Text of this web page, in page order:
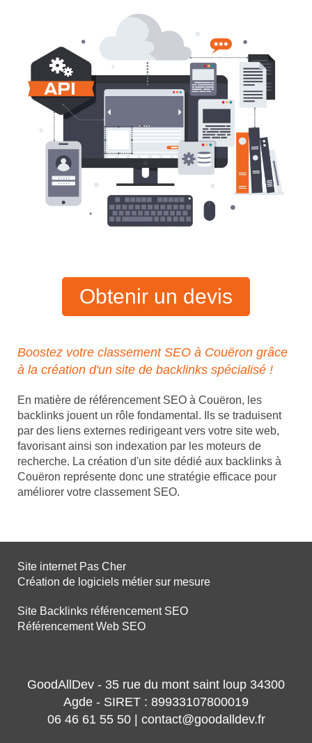
Obtenir un devis
Boostez votre classement SEO à Couëron grâce
à la création d'un site de backlinks spécialisé !
En matière de référencement SEO à Couëron, les
backlinks jouent un rôle fondamental. Ils se traduisent
par des liens externes redirigeant vers votre site web,
favorisant ainsi son indexation par les moteurs de
recherche. La création d'un site dédié aux backlinks à
Couëron représente donc une stratégie efficace pour
améliorer votre classement SEO.
Site internet Pas Cher
Création de logiciels métier sur mesure
Site Backlinks référencement SEO
Référencement Web SEO
GoodAllDev - 35 rue du mont saint loup 34300
Agde - SIRET : 89933107800019
06 46 61 55 50 | contact@goodalldev.fr